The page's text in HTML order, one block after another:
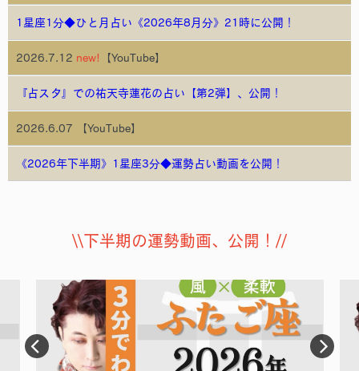
1星座1分◆ひと月占い《2026年8月分》21時に公開！
2026.7.12 new! 【YouTube】
『占スタ』での祐天寺蓮花の占い【第2弾】、公開！
2026.6.07 【YouTube】
《2026年下半期》1星座3分◆運勢占い動画を公開！
\\下半期の運勢動画、公開！//